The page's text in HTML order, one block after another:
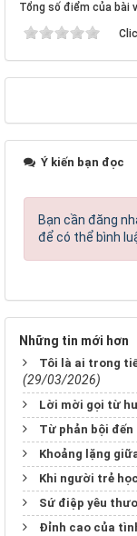
Tổng số điểm của bài
Ý kiến bạn đọc
Bạn cần đăng
để có thể bình
Những tin mới hơn
Tôi là ai trong
(29/03/2026)
Lời mời gọi từ
Từ phản bội
Khoảng lặng
Khi người trẻ
Sứ điệp yêu
Đỉnh cao của